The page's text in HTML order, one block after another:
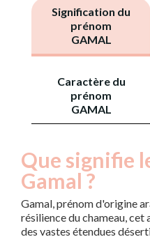
Signification du
prénom
GAMAL
Caractère du
prénom
GAMAL
Que signifie
Gamal ?
Gamal, prénom d'origine
résilience du chameau,
des vastes étendues